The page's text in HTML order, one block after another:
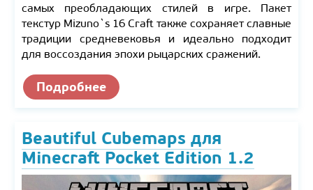
самых преобладающих стилей в игре. Пакет
текстур Mizuno`s 16 Craft также сохраняет славные
традиции средневековья и идеально подходит
для воссоздания эпохи рыцарских сражений.
Подробнее
Beautiful Cubemaps для
Minecraft Pocket Edition 1.2